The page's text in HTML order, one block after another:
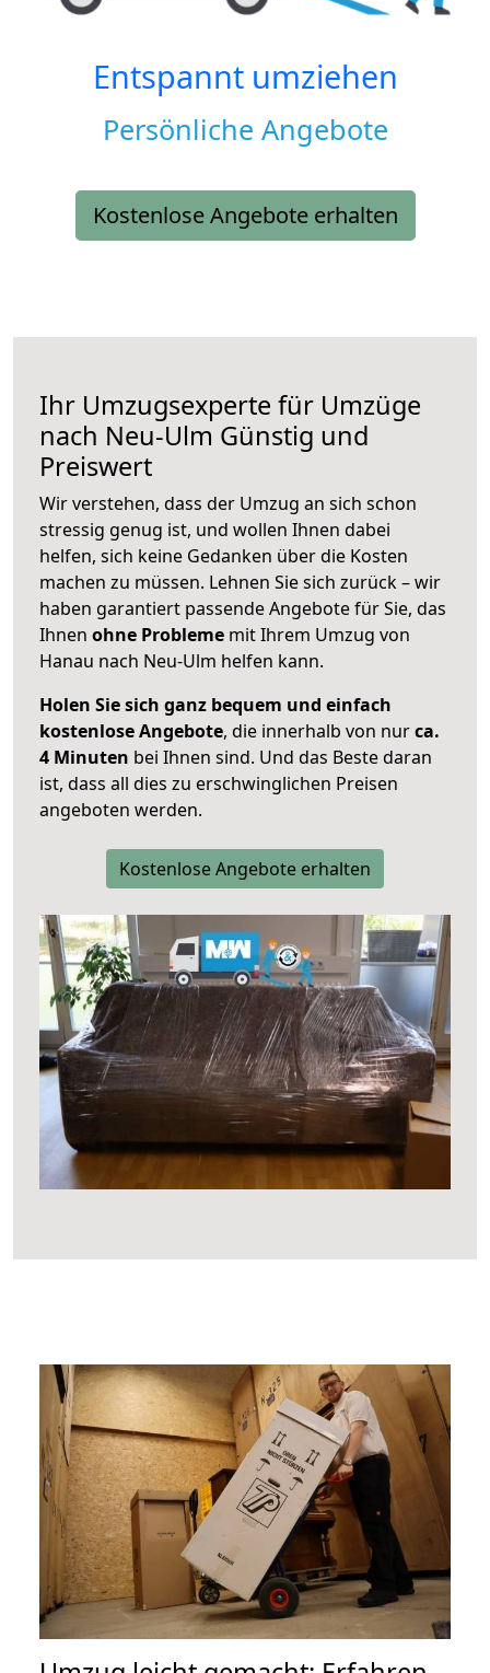
Entspannt umziehen
Persönliche Angebote
Kostenlose Angebote erhalten
Ihr Umzugsexperte für Umzüge
nach Neu-Ulm Günstig und
Preiswert
Wir verstehen, dass der Umzug an sich schon
stressig genug ist, und wollen Ihnen dabei
helfen, sich keine Gedanken über die Kosten
machen zu müssen. Lehnen Sie sich zurück – wir
haben garantiert passende Angebote für Sie, das
Ihnen ohne Probleme mit Ihrem Umzug von
Hanau nach Neu-Ulm helfen kann.
Holen Sie sich ganz bequem und einfach
kostenlose Angebote, die innerhalb von nurca.
4 Minuten bei Ihnen sind. Und das Beste daran
ist, dass all dies zu erschwinglichen Preisen
angeboten werden.
Kostenlose Angebote erhalten